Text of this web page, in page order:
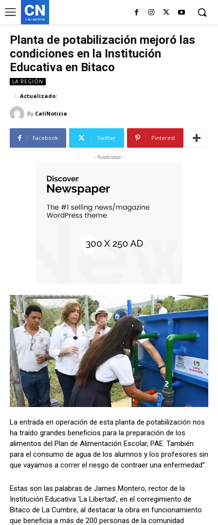
CN
CALI NOTICIA
Planta de potabilización mejoró las
condiciones en la Institución
Educativa en Bitaco
LA REGIÓN
Actualizado:
By CaliNoticia
Facebook Twitter Pinterest
- Publicidad -
La entrada en operación de esta planta de potabilización nos
ha traído grandes beneficios para la preparación de los
alimentos del Plan de Alimentación Escolar, PAE. También
para el consumo de agua de los alumnos y los profesores sin
que vayamos a correr el riesgo de contraer una enfermedad”.
Estas son las palabras de James Montero, rector de la
Institución Educativa ‘La Libertad’, en el corregimiento de
Bitaco de La Cumbre, al destacar la obra en funcionamiento
que beneficia a más de 200 personas de la comunidad